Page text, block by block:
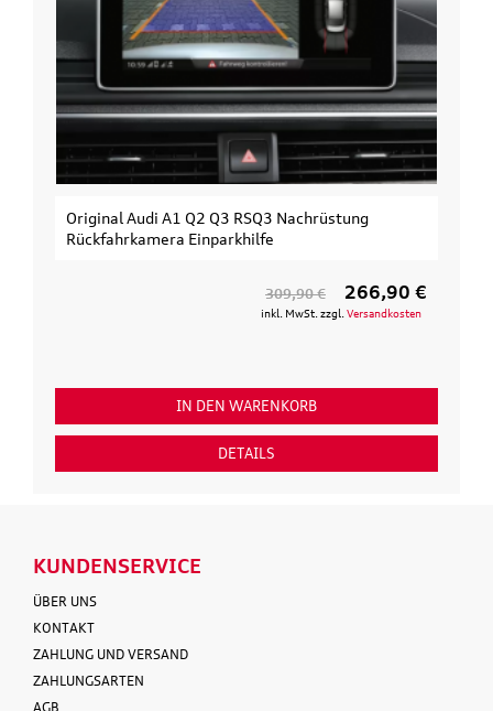
Nachrüstung
Original Audi
3. Fahrrad
KUNDENSERVICE
ÜBER UNS
KONTAKT
ZAHLUNG UND VERSAND
ZAHLUNGSARTEN
AGB